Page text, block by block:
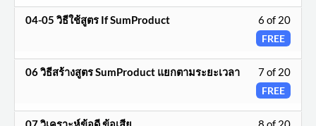
เรียน.
ราย
ชื่อ
เรียน.
20
ราย
ชื่อ
6 of 20
FREE
04-05 วิธีใช้สูตร If SumProduct
6
20
7 of 20
FREE
06 วิธีสร้างสูตร SumProduct แยกตามระยะเวลา
7